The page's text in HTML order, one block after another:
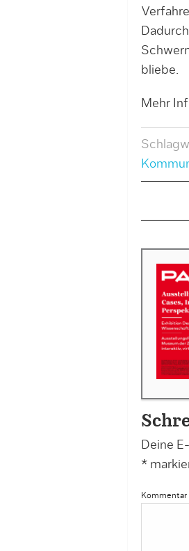
bliebe.
Mehr
Deine
*
Kommentar